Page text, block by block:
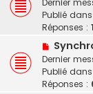
e
s
s
g
e
u
v
a
u
m
e
Dernier
Publié dans
Réponses : 1
N
o
u
v
Dernier
Publié dans
Réponses :